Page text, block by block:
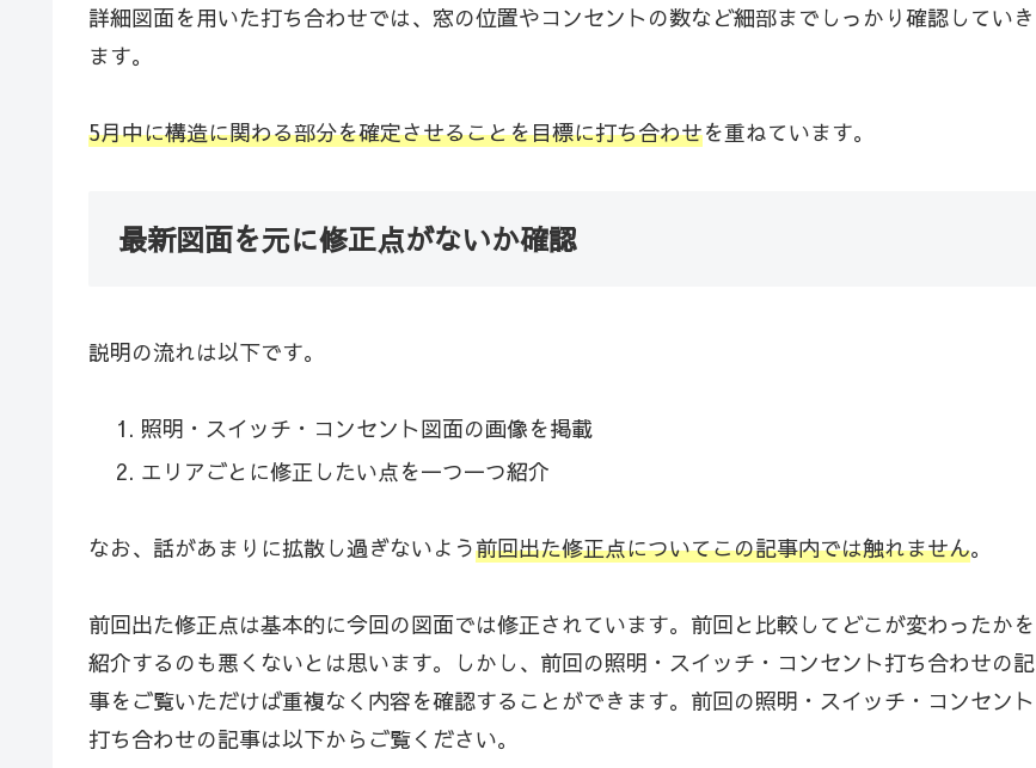
詳細図面を用いた打ち合わせでは、窓の位置やコンセントの数など細部までしっかり確認していき
ます。
5月中に構造に関わる部分を確定させることを目標に打ち合わせを重ねています。
最新図面を元に修正点がないか確認
説明の流れは以下です。
照明・スイッチ・コンセント図面の画像を掲載
エリアごとに修正したい点を一つ一つ紹介
なお、話があまりに拡散し過ぎないよう前回出た修正点についてこの記事内では触れません。
前回出た修正点は基本的に今回の図面では修正されています。前回と比較してどこが変わったかを
紹介するのも悪くないとは思います。しかし、前回の照明・スイッチ・コンセント打ち合わせの記
事をご覧いただけば重複なく内容を確認することができます。前回の照明・スイッチ・コンセント
打ち合わせの記事は以下からご覧ください。